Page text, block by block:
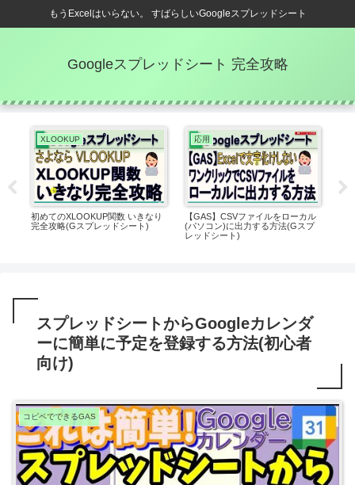
もうExcelはいらない。 すばらしいGoogleスプレッドシート
Googleスプレッドシート 完全攻略
XLOOKUP
初めてのXLOOKUP関数 いきなり
完全攻略(Gスプレッドシート)
応用
【GAS】CSVファイルをローカル
(パソコン)に出力する方法(Gスプ
レッドシート)
スプレッドシートからGoogleカレンダ
ーに簡単に予定を登録する方法(初心者
向け)
コピペでできるGAS